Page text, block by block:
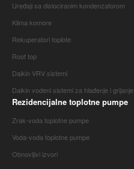
Uređaji sa dislociranim kondenzatorom
Klima komore
Rekuperatori toplote
Roof top
Daikin VRV sistemi
Daikin vodeni sistemi za hlađenje i grijanje
Rezidencijalne toplotne pumpe
Zrak-voda toplotne pumpe
Voda-voda toplotne pumpe
Obnovljivi izvori